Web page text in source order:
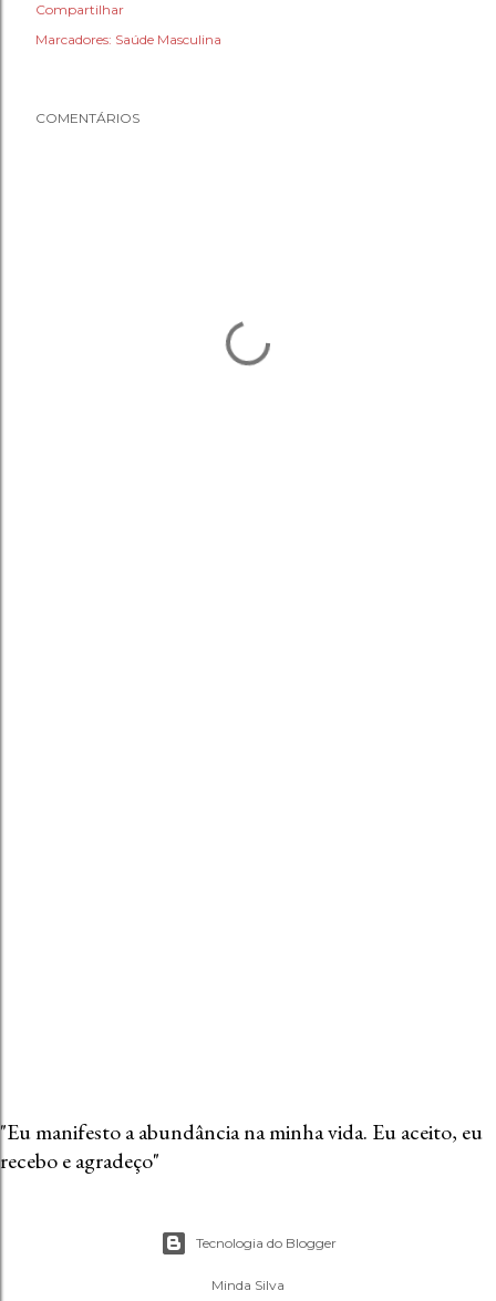
Compartilhar
Marcadores: Saúde Masculina
COMENTÁRIOS
"Eu manifesto a abundância na minha vida. Eu aceito, eu
recebo e agradeço"
Tecnologia do Blogger
Minda Silva